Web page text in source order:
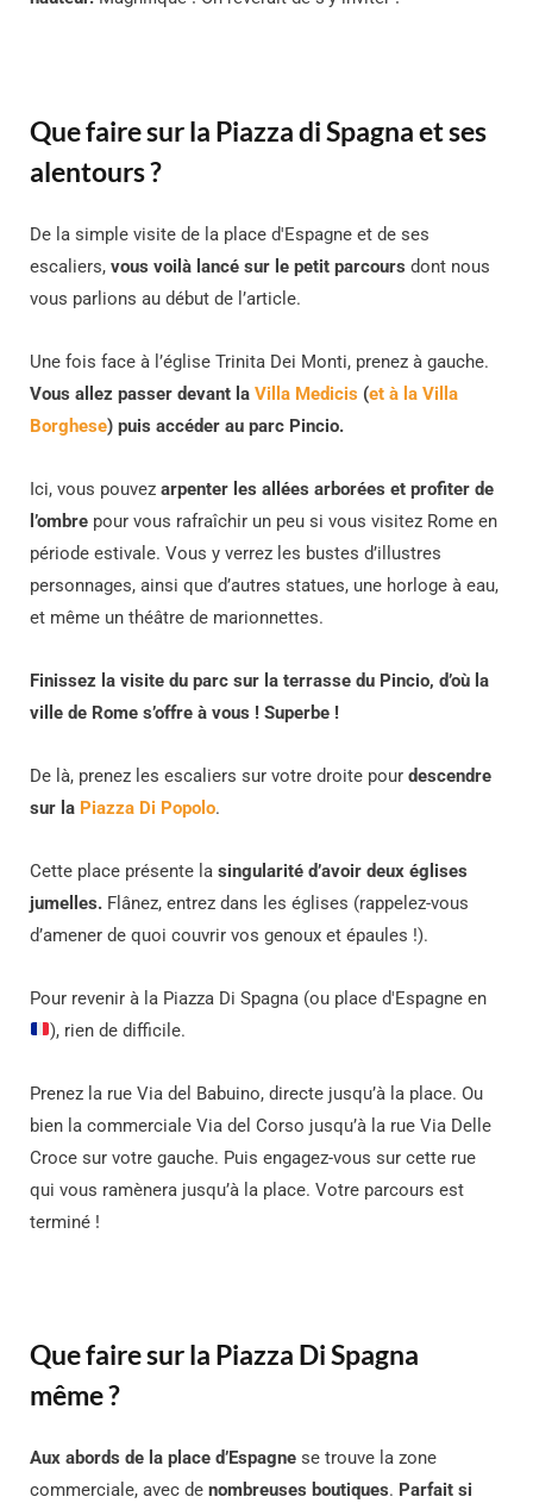
Que faire sur la Piazza di Spagna et ses
alentours ?
De la simple visite de la place d'Espagne et de ses
escaliers, vous voilà lancé sur le petit parcours dont nous
vous parlions au début de l’article.
Une fois face à l’église Trinita Dei Monti, prenez à gauche.
Vous allez passer devant la Villa Medicis (et à la Villa
Borghese) puis accéder au parc Pincio.
Ici, vous pouvez arpenter les allées arborées et profiter de
l’ombre pour vous rafraîchir un peu si vous visitez Rome en
période estivale. Vous y verrez les bustes d’illustres
personnages, ainsi que d’autres statues, une horloge à eau,
et même un théâtre de marionnettes.
Finissez la visite du parc sur la terrasse du Pincio, d’où la
ville de Rome s’offre à vous ! Superbe !
De là, prenez les escaliers sur votre droite pour descendre
sur la Piazza Di Popolo.
Cette place présente la singularité d’avoir deux églises
jumelles. Flânez, entrez dans les églises (rappelez-vous
d’amener de quoi couvrir vos genoux et épaules !).
Pour revenir à la Piazza Di Spagna (ou place d'Espagne en
), rien de difficile.
Prenez la rue Via del Babuino, directe jusqu’à la place. Ou
bien la commerciale Via del Corso jusqu’à la rue Via Delle
Croce sur votre gauche. Puis engagez-vous sur cette rue
qui vous ramènera jusqu’à la place. Votre parcours est
terminé !
Que faire sur la Piazza Di Spagna
même ?
Aux abords de la place d’Espagne se trouve la zone
commerciale, avec de nombreuses boutiques. Parfait si